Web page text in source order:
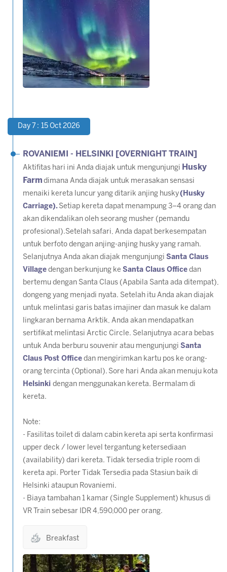
Day 7 : 15 Oct 2026
ROVANIEMI - HELSINKI [OVERNIGHT TRAIN]
Aktifitas hari ini Anda diajak untuk mengunjungi Husky
Farm dimana Anda diajak untuk merasakan sensasi
menaiki kereta luncur yang ditarik anjing husky(Husky
Carriage). Setiap kereta dapat menampung 3–4 orang dan
akan dikendalikan oleh seorang musher (pemandu
profesional).Setelah safari, Anda dapat berkesempatan
untuk berfoto dengan anjing-anjing husky yang ramah.
Selanjutnya Anda akan diajak mengunjungi Santa Claus
Village dengan berkunjung ke Santa Claus Office dan
bertemu dengan Santa Claus (Apabila Santa ada ditempat),
dongeng yang menjadi nyata. Setelah itu Anda akan diajak
untuk melintasi garis batas imajiner dan masuk ke dalam
lingkaran bernama Arktik, Anda akan mendapatkan
sertifikat melintasi Arctic Circle. Selanjutnya acara bebas
untuk Anda berburu souvenir atau mengunjungi Santa
Claus Post Office dan mengirimkan kartu pos ke orang-
orang tercinta (Optional ). Sore hari Anda akan menuju kota
Helsinki dengan menggunakan kereta. Bermalam di
kereta.
Note:
- Fasilitas toilet di dalam cabin kereta api serta konfirmasi
upper deck / lower level tergantung ketersediaan
(availability) dari kereta. Tidak tersedia triple room di
kereta api. Porter Tidak Tersedia pada Stasiun baik di
Helsinki ataupun Rovaniemi.
- Biaya tambahan 1 kamar (Single Supplement) khusus di
VR Train sebesar IDR 4,590,000 per orang.
Breakfast